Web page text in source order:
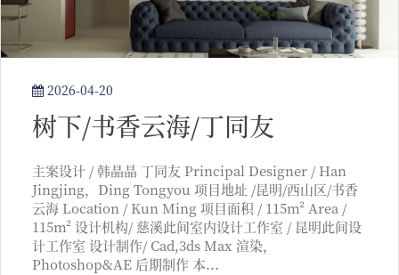
2026-04-20
树下/书香云海/丁同友
主案设计 / 韩晶晶 丁同友 Principal Designer / Han
Jingjing，Ding Tongyou 项目地址 /昆明/西山区/书香
云海 Location / Kun Ming 项目面积 / 115m² Area /
115m² 设计机构/ 慈溪此间室内设计工作室 / 昆明此间设
计工作室 设计制作/ Cad,3ds Max 渲染，
Photoshop&AE 后期制作 本...